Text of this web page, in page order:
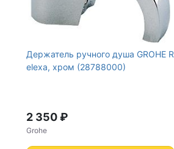
Держатель ручного душа GROHE R
elexa, хром (28788000)
2 350 ₽
Grohe